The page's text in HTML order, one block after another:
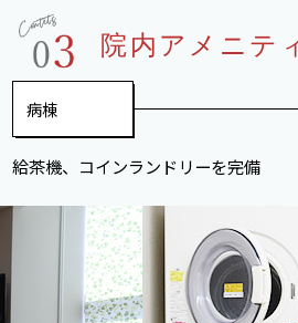
院内アメニテ
病棟
給茶機、コインランドリーを完備